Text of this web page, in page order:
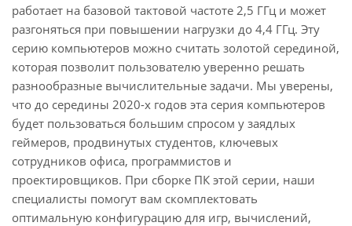
работает на базовой тактовой частоте 2,5 ГГц и может
разгоняться при повышении нагрузки до 4,4 ГГц. Эту
серию компьютеров можно считать золотой серединой,
которая позволит пользователю уверенно решать
разнообразные вычислительные задачи. Мы уверены,
что до середины 2020-х годов эта серия компьютеров
будет пользоваться большим спросом у заядлых
геймеров, продвинутых студентов, ключевых
сотрудников офиса, программистов и
проектировщиков. При сборке ПК этой серии, наши
специалисты помогут вам скомплектовать
оптимальную конфигурацию для игр, вычислений,